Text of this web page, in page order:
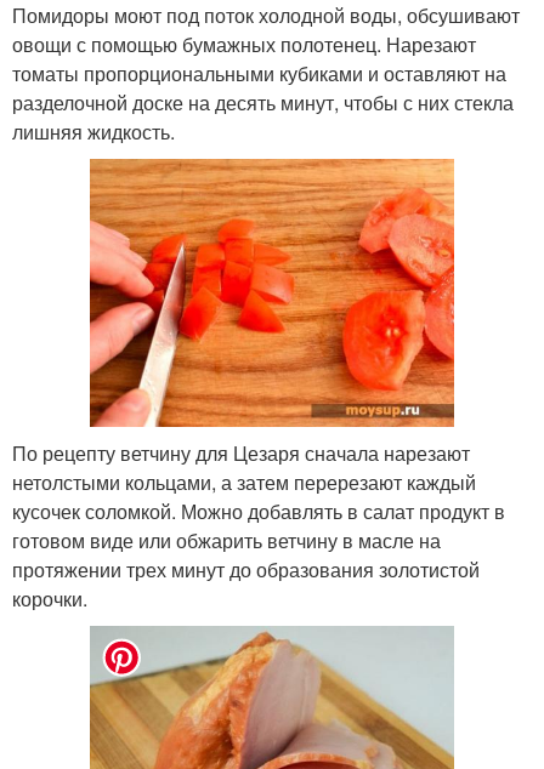
Помидоры моют под поток холодной воды, обсушивают
овощи с помощью бумажных полотенец. Нарезают
томаты пропорциональными кубиками и оставляют на
разделочной доске на десять минут, чтобы с них стекла
лишняя жидкость.
По рецепту ветчину для Цезаря сначала нарезают
нетолстыми кольцами, а затем перерезают каждый
кусочек соломкой. Можно добавлять в салат продукт в
готовом виде или обжарить ветчину в масле на
протяжении трех минут до образования золотистой
корочки.